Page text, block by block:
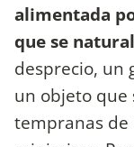
alimentada
que se
desprecio, un
un objeto que
tempranas de